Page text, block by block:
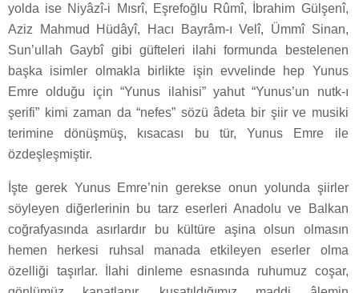
yolda ise Niyâzî-i Mısrî, Eşrefoğlu Rûmî, İbrahim Gülşenî,
Aziz Mahmud Hüdâyî, Hacı Bayrâm-ı Velî, Ümmî Sinan,
Sun’ullah Gaybî gibi güfteleri ilahi formunda bestelenen
başka isimler olmakla birlikte işin evvelinde hep Yunus
Emre olduğu için “Yunus ilahisi” yahut “Yunus’un nutk-ı
şerifi” kimi zaman da “nefes” sözü âdeta bir şiir ve musiki
terimine dönüşmüş, kısacası bu tür, Yunus Emre ile
özdeşleşmiştir.
İşte gerek Yunus Emre’nin gerekse onun yolunda şiirler
söyleyen diğerlerinin bu tarz eserleri Anadolu ve Balkan
coğrafyasında asırlardır bu kültüre aşina olsun olmasın
hemen herkesi ruhsal manada etkileyen eserler olma
özelliği taşırlar. İlahi dinleme esnasında ruhumuz coşar,